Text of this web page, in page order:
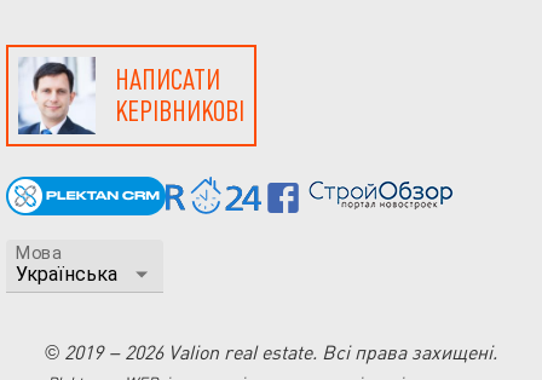
НАПИСАТИ
КЕРІВНИКОВІ
Мова
© 2019 – 2026 Valion real estate. Всі права захищені.